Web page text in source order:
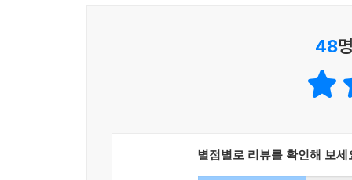
어쩌면 이번엔 나도 손에 넣을 수 있는 것에 대한
그래서 어쩌면 지금부터가 더 힘든 싸움이 될지도
관찰하고, 사색하는 시간.
나는 그것을 잊고 있었다.
나 자신이 너무도 평범하다는 사실에 그토록 아
조금 느릴 뿐이다》에서 아프다는 징징댐도 없
48
별점별로 리뷰를 확인해 보세